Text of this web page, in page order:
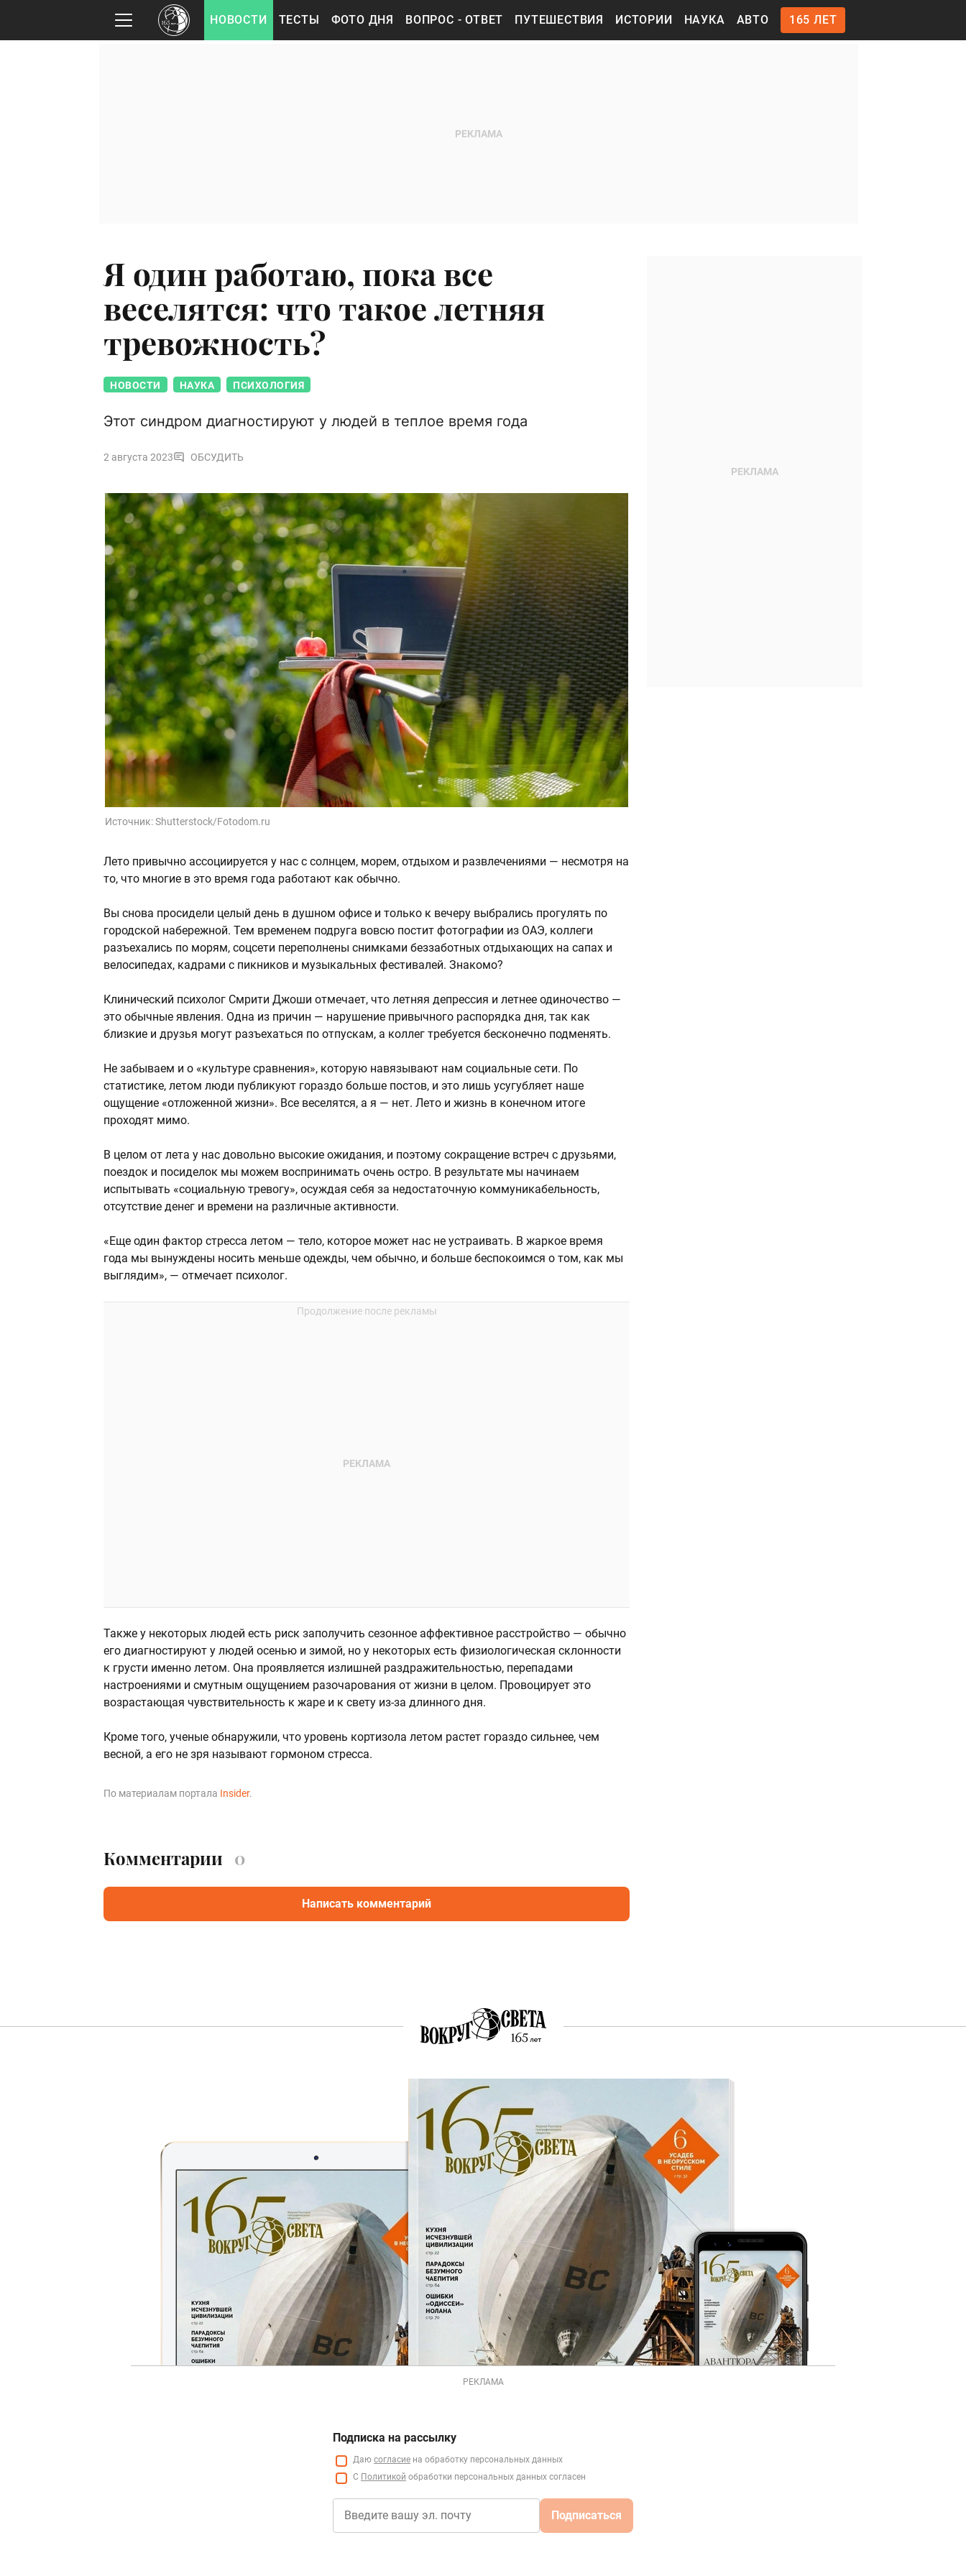
НОВОСТИ ТЕСТЫ ФОТО ДНЯ ВОПРОС - ОТВЕТ ПУТЕШЕСТВИЯ ИСТОРИИ НАУКА АВТО 165 ЛЕТ
Я один работаю, пока все
веселятся: что такое летняя
тревожность?
НОВОСТИ НАУКА ПСИХОЛОГИЯ
Этот синдром диагностируют у людей в теплое время года
2 августа 2023 ОБСУДИТЬ
Источник:Shutterstock/Fotodom.ru
Лето привычно ассоциируется у нас с солнцем, морем, отдыхом и развлечениями — несмотря на
то, что многие в это время года работают как обычно.
Вы снова просидели целый день в душном офисе и только к вечеру выбрались прогулять по
городской набережной. Тем временем подруга вовсю постит фотографии из ОАЭ, коллеги
разъехались по морям, соцсети переполнены снимками беззаботных отдыхающих на сапах и
велосипедах, кадрами с пикников и музыкальных фестивалей. Знакомо?
Клинический психолог Смрити Джоши отмечает, что летняя депрессия и летнее одиночество —
это обычные явления. Одна из причин — нарушение привычного распорядка дня, так как
близкие и друзья могут разъехаться по отпускам, а коллег требуется бесконечно подменять.
Не забываем и о «культуре сравнения», которую навязывают нам социальные сети. По
статистике, летом люди публикуют гораздо больше постов, и это лишь усугубляет наше
ощущение «отложенной жизни». Все веселятся, а я — нет. Лето и жизнь в конечном итоге
проходят мимо.
В целом от лета у нас довольно высокие ожидания, и поэтому сокращение встреч с друзьями,
поездок и посиделок мы можем воспринимать очень остро. В результате мы начинаем
испытывать «социальную тревогу», осуждая себя за недостаточную коммуникабельность,
отсутствие денег и времени на различные активности.
«Еще один фактор стресса летом — тело, которое может нас не устраивать. В жаркое время
года мы вынуждены носить меньше одежды, чем обычно, и больше беспокоимся о том, как мы
выглядим», — отмечает психолог.
Также у некоторых людей есть риск заполучить сезонное аффективное расстройство — обычно
его диагностируют у людей осенью и зимой, но у некоторых есть физиологическая склонности
к грусти именно летом. Она проявляется излишней раздражительностью, перепадами
настроениями и смутным ощущением разочарования от жизни в целом. Провоцирует это
возрастающая чувствительность к жаре и к свету из-за длинного дня.
Кроме того, ученые обнаружили, что уровень кортизола летом растет гораздо сильнее, чем
весной, а его не зря называют гормоном стресса.
По материалам портала Insider.
Комментарии 0
Написать комментарий
РЕКЛАМА
Подписка на рассылку
Даю согласие на обработку персональных данных
С Политикой обработки персональных данных согласен
Подписаться